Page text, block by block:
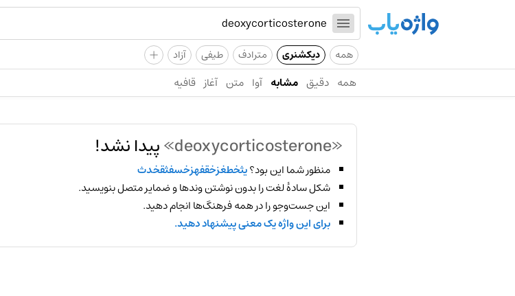
همه دیکشنری مترادف طیفی آزاد +
همه دقیق مشابه آوا متن آغاز قافیه
«deoxycorticosterone» پیدا نشد!
منظور شما این بود؟یثخطغزخقفهزخسفثقخدث
شکل سادهٔ لغت را بدون نوشتن وندها و ضمایر متصل بنویسید.
این جست‌وجو را در همه فرهنگ‌ها انجام دهید.
برای این واژه یک معنی پیشنهاد دهید.